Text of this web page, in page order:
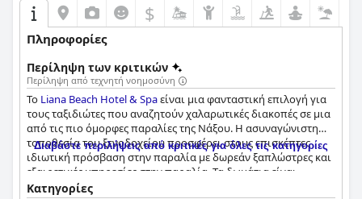
$
Πληροφορίες
Περίληψη των κριτικών
Περίληψη από τεχνητή νοημοσύνη
Το Liana Beach Hotel & Spaείναι μια φανταστική επιλογή για
τους ταξιδιώτες που αναζητούν χαλαρωτικές διακοπές σε μια
από τις πιο όμορφες παραλίες της Νάξου. Η ασυναγώνιστη
τοποθεσία του ξενοδοχείου προσφέρει στους επισκέπτες
ιδιωτική πρόσβαση στην παραλία με δωρεάν ξαπλώστρες και
εξαιρετικές υπηρεσίες στην παραλία. Τα δωμάτια είναι
υπέροχα με υπέροχη θέα στην παραλία και το περιβάλλον,
Διαβάστε περιλήψεις από κριτικές για όλες τις κατηγορίες
Κατηγορίες